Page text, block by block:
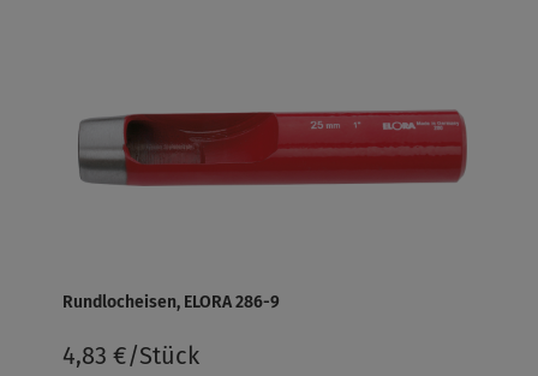
Rundlocheisen, ELORA 286-9
4,83 €/Stück